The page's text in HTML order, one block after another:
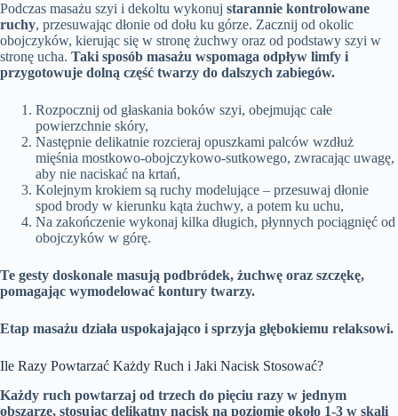
Podczas masażu szyi i dekoltu wykonuj starannie kontrolowane
ruchy, przesuwając dłonie od dołu ku górze. Zacznij od okolic
obojczyków, kierując się w stronę żuchwy oraz od podstawy szyi w
stronę ucha. Taki sposób masażu wspomaga odpływ limfy i
przygotowuje dolną część twarzy do dalszych zabiegów.
Rozpocznij od głaskania boków szyi, obejmując całe
powierzchnie skóry,
Następnie delikatnie rozcieraj opuszkami palców wzdłuż
mięśnia mostkowo-obojczykowo-sutkowego, zwracając uwagę,
aby nie naciskać na krtań,
Kolejnym krokiem są ruchy modelujące – przesuwaj dłonie
spod brody w kierunku kąta żuchwy, a potem ku uchu,
Na zakończenie wykonaj kilka długich, płynnych pociągnięć od
obojczyków w górę.
Te gesty doskonale masują podbródek, żuchwę oraz szczękę,
pomagając wymodelować kontury twarzy.
Etap masażu działa uspokajająco i sprzyja głębokiemu relaksowi.
Ile Razy Powtarzać Każdy Ruch i Jaki Nacisk Stosować?
Każdy ruch powtarzaj od trzech do pięciu razy w jednym
obszarze, stosując delikatny nacisk na poziomie około 1-3 w skali